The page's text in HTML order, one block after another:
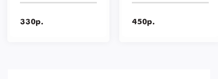
330р. 450р.